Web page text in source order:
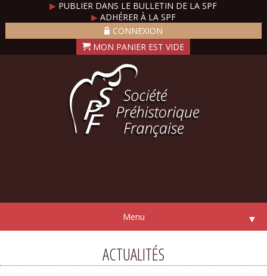
▶ PUBLIER DANS LE BULLETIN DE LA SPF
▶ADHÉRER À LA SPF
CONNEXION
Menu ▼
ACTUALITÉS